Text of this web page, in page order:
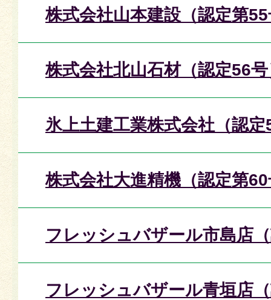
株式会社山本建設（認定第
株式会社北山石材（認定56
氷上土建工業株式会社（認定
株式会社大進精機（認定第
フレッシュバザール市島店
フレッシュバザール青垣店